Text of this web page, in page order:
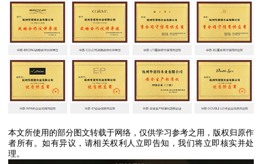
本文所使用的部分图文转载于网络，仅供学习参考之用，版权归原作
者所有。如有异议，请相关权利人立即告知，我们将立即核实并处
理。